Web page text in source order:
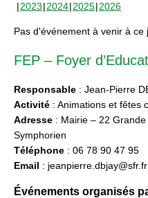
2023 2024 2025 2026
Pas d'événement à venir à ce
FEP – Foyer
Responsable : Jean-Pierre
Activité : Animations et fêtes
Adresse : Mairie – 22
Symphorien
Téléphone : 06 78 90 47 95
Email : jeanpierre.dbjay@sfr.fr
Événements organisés